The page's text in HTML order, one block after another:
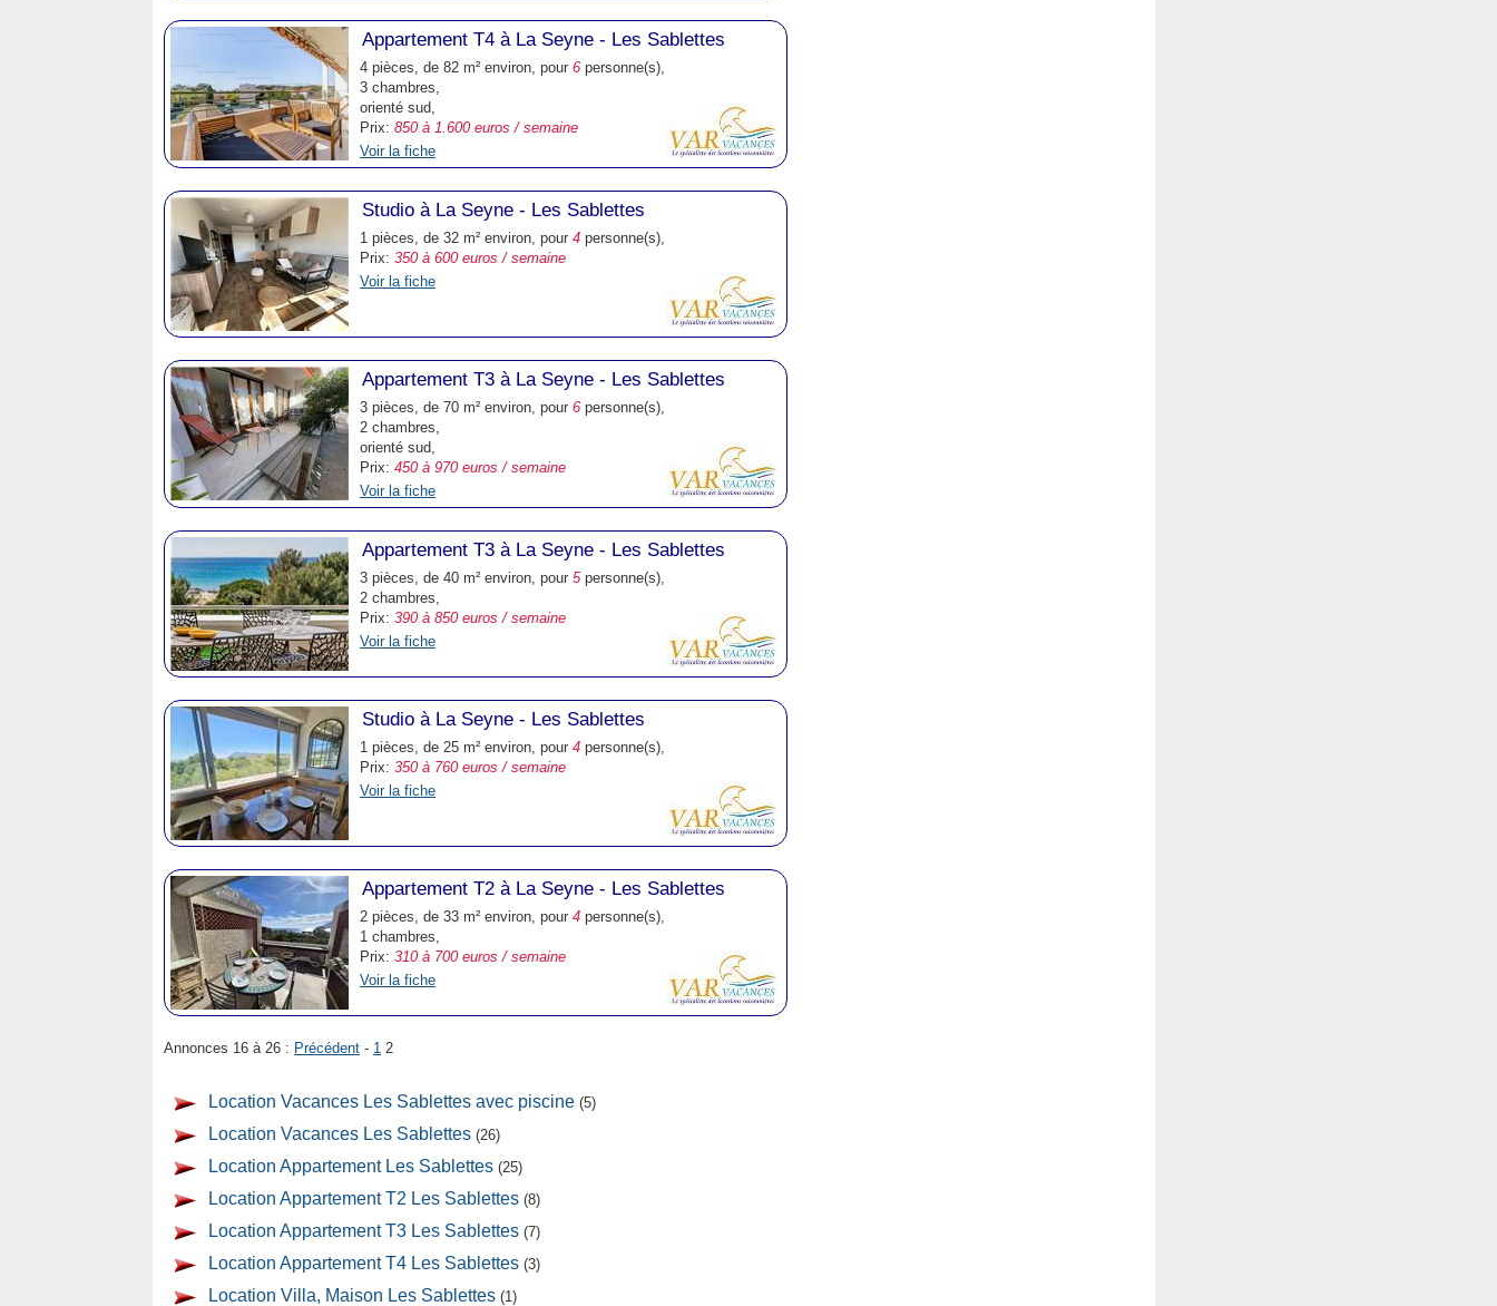
Appartement T4 à La Seyne - Les Sablettes
4 pièces, de 82 m² environ, pour 6 personne(s),
3 chambres,
orienté sud,
Prix: 850 à 1.600 euros / semaine
Voir la fiche
Studio à La Seyne - Les Sablettes
1 pièces, de 32 m² environ, pour 4 personne(s),
Prix: 350 à 600 euros / semaine
Voir la fiche
Appartement T3 à La Seyne - Les Sablettes
3 pièces, de 70 m² environ, pour 6 personne(s),
2 chambres,
orienté sud,
Prix: 450 à 970 euros / semaine
Voir la fiche
Appartement T3 à La Seyne - Les Sablettes
3 pièces, de 40 m² environ, pour 5personne(s),
2 chambres,
Prix: 390 à 850 euros / semaine
Voir la fiche
Studio à La Seyne - Les Sablettes
1 pièces, de 25 m² environ, pour 4 personne(s),
Prix: 350 à 760 euros / semaine
Voir la fiche
Appartement T2 à La Seyne - Les Sablettes
2 pièces, de 33 m² environ, pour 4 personne(s),
1 chambres,
Prix: 310 à 700 euros / semaine
Voir la fiche
Annonces 16 à 26 : Précédent - 1 2
Location Vacances Les Sablettes avec piscine (5)
Location Vacances Les Sablettes (26)
Location Appartement Les Sablettes (25)
Location Appartement T2 Les Sablettes (8)
Location Appartement T3 Les Sablettes (7)
Location Appartement T4 Les Sablettes (3)
Location Villa, Maison Les Sablettes (1)